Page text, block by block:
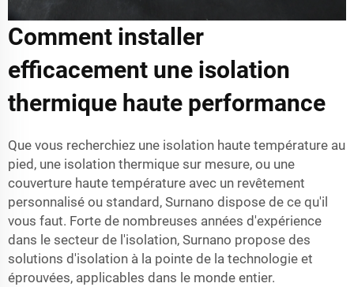
Comment installer
efficacement une isolation
thermique haute performance
Que vous recherchiez une isolation haute température au
pied, une isolation thermique sur mesure, ou une
couverture haute température avec un revêtement
personnalisé ou standard, Surnano dispose de ce qu'il
vous faut. Forte de nombreuses années d'expérience
dans le secteur de l'isolation, Surnano propose des
solutions d'isolation à la pointe de la technologie et
éprouvées, applicables dans le monde entier.